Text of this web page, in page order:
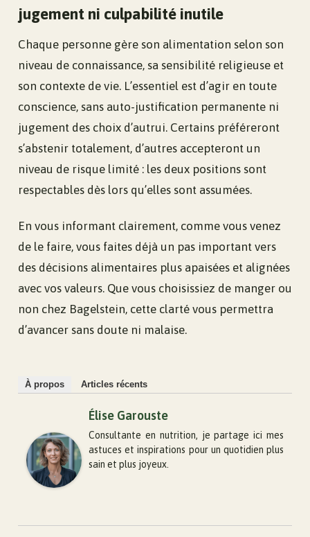
jugement ni culpabilité inutile
Chaque personne gère son alimentation selon son
niveau de connaissance, sa sensibilité religieuse et
son contexte de vie. L’essentiel est d’agir en toute
conscience, sans auto-justification permanente ni
jugement des choix d’autrui. Certains préféreront
s’abstenir totalement, d’autres accepteront un
niveau de risque limité : les deux positions sont
respectables dès lors qu’elles sont assumées.
En vous informant clairement, comme vous venez
de le faire, vous faites déjà un pas important vers
des décisions alimentaires plus apaisées et alignées
avec vos valeurs. Que vous choisissiez de manger ou
non chez Bagelstein, cette clarté vous permettra
d’avancer sans doute ni malaise.
À propos Articles récents
Élise Garouste
Consultante en nutrition, je partage ici mes
astuces et inspirations pour un quotidien plus
sain et plus joyeux.